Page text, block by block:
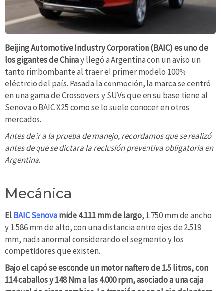
Beijing Automotive Industry Corporation (BAIC) es uno de
los gigantes de Chinay llegó a Argentina con un aviso un
tanto rimbombante al traer el primer modelo 100%
eléctrcio del país. Pasada la conmoción, la marca se centró
en una gama de Crossovers y SUVs que en su base tiene al
Senova o BAIC X25 como se lo suele conocer en otros
mercados.
Antes de ir a la prueba de manejo, recordamos que se realizó
antes de que se dictara la reclusión preventiva obligatoria en
Argentina.
Mecánica
ElBAIC Senovamide 4.111 mm de largo, 1.750 mm de ancho
y 1.586 mm de alto, con una distancia entre ejes de 2.519
mm, nada anormal considerando el segmento y los
competidores que existen.
Bajo el capó se esconde un motor naftero de 1.5 litros, con
114 caballos y 148 Nm a las 4.000 rpm, asociado a una caja